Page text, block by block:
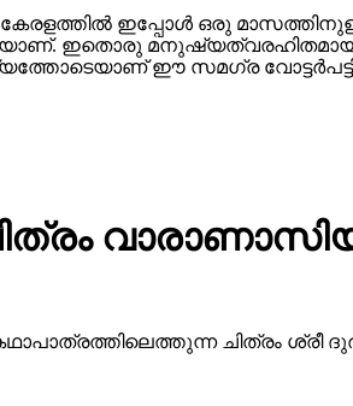
കേരളത്തില്‍ ഇപ്പോള്‍ ഒരു
ഇതൊരു മനുഷ്യത്വരഹിതമായ
ഈ സമഗ്ര
ചിത്രം